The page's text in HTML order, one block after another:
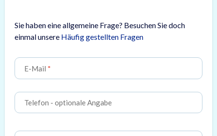
Sie haben eine allgemeine Frage? Besuchen Sie doch
einmal unsere Häufig gestellten Fragen
E-Mail
Telefon - optionale Angabe